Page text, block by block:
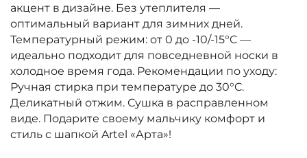
акцент в дизайне. Без утеплителя —
оптимальный вариант для зимних дней.
Температурный режим: от 0 до -10/-15°C —
идеально подходит для повседневной носки в
холодное время года. Рекомендации по уходу:
Ручная стирка при температуре до 30°C.
Деликатный отжим. Сушка в расправленном
виде. Подарите своему мальчику комфорт и
стиль с шапкой Artel «Арта»!